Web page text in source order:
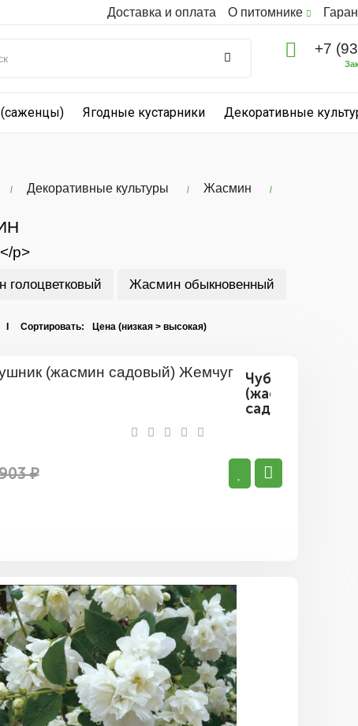
Доставка и оплата О питомнике
+7
Ягодные кустарники Декоративные
Декоративные культуры Жасмин
p>
голоцветковый Жасмин обыкновенный
I Сортировать:
Чубушник
(жасмин
садовый)
₽